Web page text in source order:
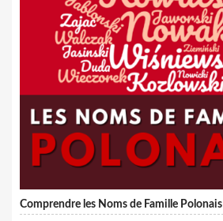
Comprendre les Noms de Famille Polonais